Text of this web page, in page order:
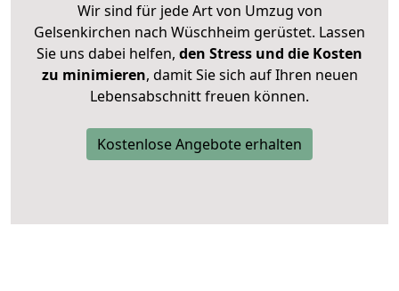
Wir sind für jede Art von Umzug von
Gelsenkirchen nach Wüschheim gerüstet. Lassen
Sie uns dabei helfen, den Stress und die Kosten
zu minimieren, damit Sie sich auf Ihren neuen
Lebensabschnitt freuen können.
Kostenlose Angebote erhalten